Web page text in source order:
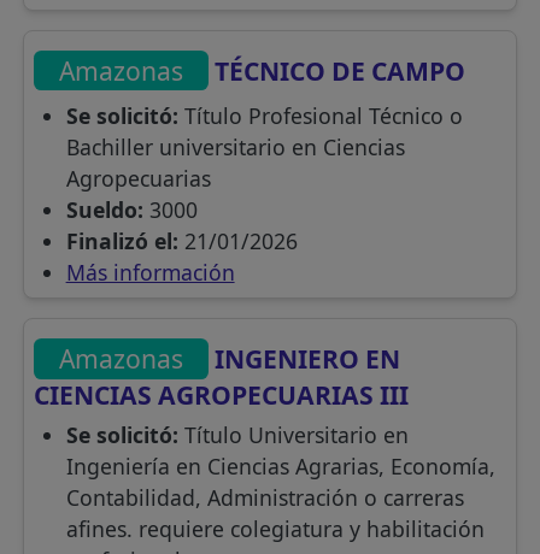
Amazonas TÉCNICO DE CAMPO
Se solicitó: Título Profesional Técnico o
Bachiller universitario en Ciencias
Agropecuarias
Sueldo: 3000
Finalizó el: 21/01/2026
Más información
Amazonas
INGENIERO EN
CIENCIAS AGROPECUARIAS III
Se solicitó: Título Universitario en
Ingeniería en Ciencias Agrarias, Economía,
Contabilidad, Administración o carreras
afines. requiere colegiatura y habilitación